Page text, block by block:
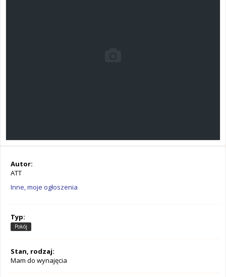
Autor:
ATT
Inne, moje ogłoszenia
Typ:
Pokój
Stan, rodzaj:
Mam do wynajęcia